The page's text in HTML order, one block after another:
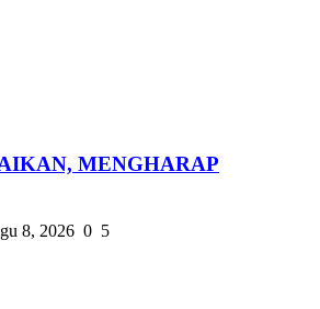
MENGHARAP
8, 2026 0 5